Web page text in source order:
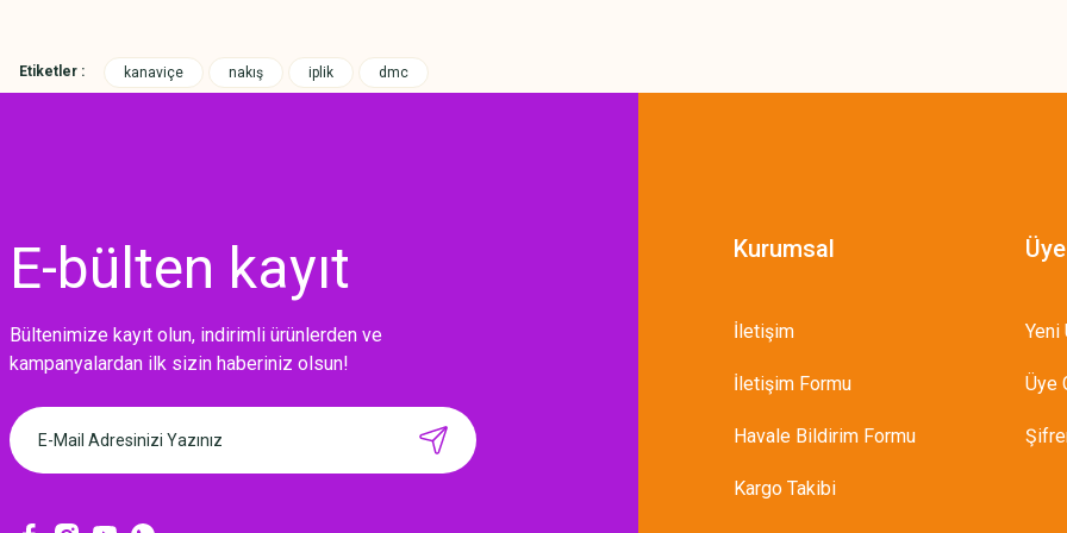
MIKNATISLI İĞNE TUTUCU-BAHAR
160,00 TL
Etiketler : kanaviçe nakış iplik dmc
E-bülten kayıt
Bültenimize kayıt olun, indirimli ürünlerden ve
kampanyalardan ilk sizin haberiniz olsun!
Kurumsal
İletişim
İletişim Formu
Havale Bildirim Formu
Kargo Takibi
Yeni
Üye